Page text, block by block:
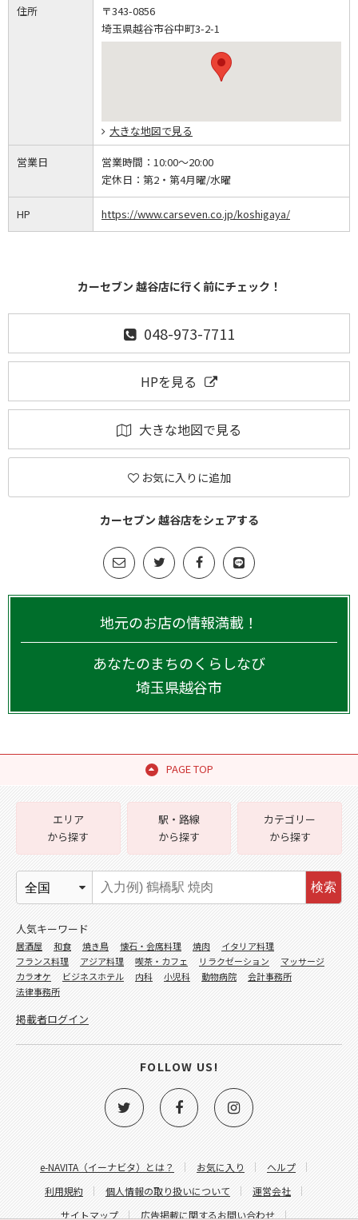
住所
〒343-0856
埼玉県越谷市谷中町3-2-1
大きな地図で見る
営業日 営業時間： 10:00～20:00
定休日： 第2・第4月曜/水曜
HP https://www.carseven.co.jp/koshigaya/
カーセブン 越谷店に行く前にチェック！
048-973-7711
HPを見る
大きな地図で見る
お気に入りに追加
カーセブン 越谷店をシェアする
地元のお店の情報満載！
あなたのまちのくらしなび
埼玉県越谷市
PAGE TOP
e-NAVITA（イーナビタ）とは？ お気に入り
ヘルプ
利用規約
個人情報の取り扱いについて
運営会社
サイトマップ
広告掲載に関するお問い合わせ
エリア
から探す
駅・路線
から探す
カテゴリー
から探す
検索
人気キーワード
居酒屋 和食 焼き鳥 懐石・会席料理 焼肉
イタリア料理
フランス料理
アジア料理 喫茶・カフェ リラクゼーション
マッサージ
カラオケ
ビジネスホテル 内科 小児科 動物病院
会計事務所
法律事務所
掲載者ログイン
FOLLOW US!